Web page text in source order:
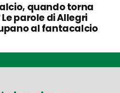
quando torna
parole di Allegri
al fantacalcio